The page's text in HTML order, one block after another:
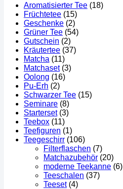
Aromatisierter Tee (18)
Früchtetee (15)
Geschenke (2)
Grüner Tee (54)
Gutschein (2)
Kräutertee (37)
Matcha (11)
Matchaset (3)
Oolong (16)
Pu-Erh (2)
Schwarzer Tee (15)
Seminare (8)
Starterset (3)
Teebox (11)
Teefiguren (1)
Teegeschirr (106)
Filterflaschen (7)
Matchazubehör (20)
moderne Teekanne (6)
Teeschalen (37)
Teeset (4)